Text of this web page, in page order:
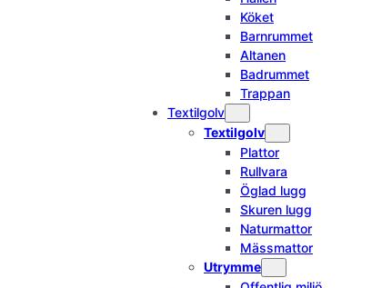
Köket
Barnrummet
Altanen
Badrummet
Trappan
Textilgolv
Textilgolv
Plattor
Rullvara
Öglad lugg
Skuren lugg
Naturmattor
Mässmattor
Utrymme